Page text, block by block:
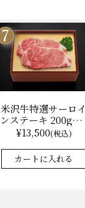
米沢牛特選サーロイ
ンステーキ 200g×2
枚（冷凍）送料無
料 化粧箱入
¥13,500(税込)
カートに入れる